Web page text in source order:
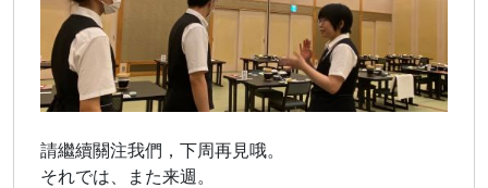
請繼續關注我們，下周再見哦。
それでは、また来週。